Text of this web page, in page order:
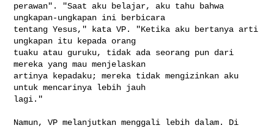
perawan". "Saat aku belajar, aku tahu bahwa
ungkapan-ungkapan ini berbicara
tentang Yesus," kata VP. "Ketika aku bertanya arti
ungkapan itu kepada orang
tuaku atau guruku, tidak ada seorang pun dari
mereka yang mau menjelaskan
artinya kepadaku; mereka tidak mengizinkan aku
untuk mencarinya lebih jauh
lagi."
Namun, VP melanjutkan menggali lebih dalam. Di